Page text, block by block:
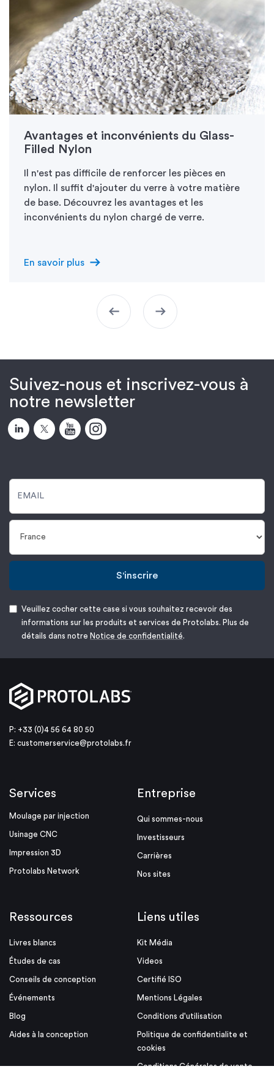
Avantages et inconvénients du Glass-
Filled Nylon
Il n'est pas difficile de renforcer les pièces en
nylon. Il suffit d'ajouter du verre à votre matière
de base. Découvrez les avantages et les
inconvénients du nylon chargé de verre.
En savoir plus arrow_right_alt
arrow_left_alt arrow_right_alt
Suivez-nous et inscrivez-vous à
notre newsletter
S'inscrire
Veuillez cocher cette case si vous souhaitez recevoir des
informations sur les produits et services de Protolabs. Plus de
détails dans notre Notice de confidentialité.
P: +33 (0)4 56 64 80 50
E: customerservice@protolabs.fr
Services
Moulage par injection
Usinage CNC
Impression 3D
Protolabs Network
Entreprise
Qui sommes-nous
Investisseurs
Carrières
Nos sites
Ressources
Livres blancs
Études de cas
Conseils de conception
Événements
Blog
Aides à la conception
Liens utiles
Kit Média
Videos
Certifié ISO
Mentions Légales
Conditions d'utilisation
Politique de confidentialite et
cookies
Conditions Générales de vente